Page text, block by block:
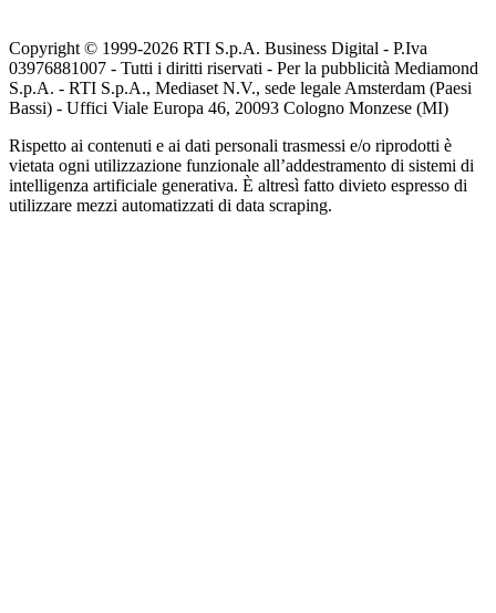
Copyright © 1999-2026 RTI S.p.A. Business Digital - P.Iva
03976881007 - Tutti i diritti riservati - Per la pubblicità Mediamond
S.p.A. - RTI S.p.A., Mediaset N.V., sede legale Amsterdam (Paesi
Bassi) - Uffici Viale Europa 46, 20093 Cologno Monzese (MI)
Rispetto ai contenuti e ai dati personali trasmessi e/o riprodotti è
vietata ogni utilizzazione funzionale all’addestramento di sistemi di
intelligenza artificiale generativa. È altresì fatto divieto espresso di
utilizzare mezzi automatizzati di data scraping.